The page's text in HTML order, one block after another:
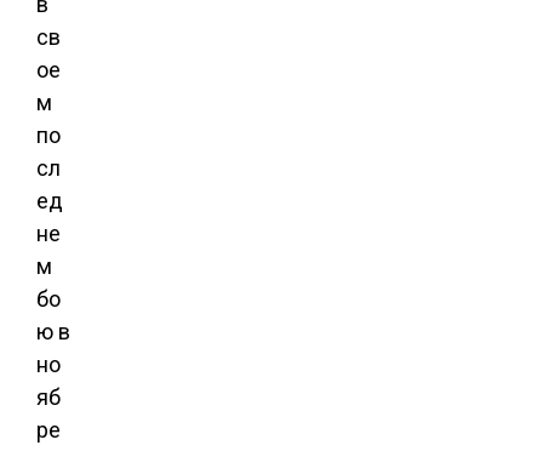
св
ое
м
по
сл
ед
не
м
бо
ю в
но
яб
ре